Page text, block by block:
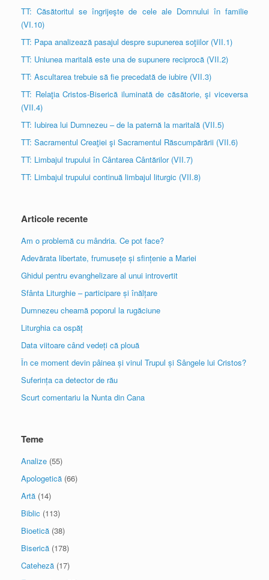
TT: Căsătoritul se îngrijeşte de cele ale Domnului în familie
(VI.10)
TT: Papa analizează pasajul despre supunerea soţiilor (VII.1)
TT: Uniunea maritală este una de supunere reciprocă (VII.2)
TT: Ascultarea trebuie să fie precedată de iubire (VII.3)
TT: Relaţia Cristos-Biserică iluminată de căsătorie, şi viceversa
(VII.4)
TT: Iubirea lui Dumnezeu – de la paternă la maritală (VII.5)
TT: Sacramentul Creaţiei şi Sacramentul Răscumpărării (VII.6)
TT: Limbajul trupului în Cântarea Cântărilor (VII.7)
TT: Limbajul trupului continuă limbajul liturgic (VII.8)
Articole recente
Am o problemă cu mândria. Ce pot face?
Adevărata libertate, frumusețe și sfințenie a Mariei
Ghidul pentru evanghelizare al unui introvertit
Sfânta Liturghie – participare și înălțare
Dumnezeu cheamă poporul la rugăciune
Liturghia ca ospăț
Data viitoare când vedeți că plouă
În ce moment devin pâinea și vinul Trupul și Sângele lui Cristos?
Suferința ca detector de rău
Scurt comentariu la Nunta din Cana
Teme
Analize (55)
Apologetică (66)
Artă (14)
Biblic (113)
Bioetică (38)
Biserică (178)
Cateheză (17)